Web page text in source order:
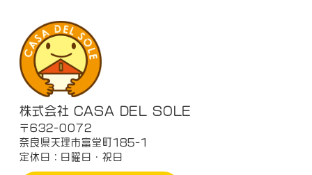
株式会社 CASA DEL SOLE
〒632-0072
奈良県天理市富堂町185-1
定休日：日曜日・祝日